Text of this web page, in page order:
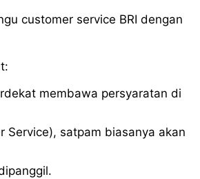
customer service BRI dengan
membawa persyaratan di
Service), satpam biasanya akan